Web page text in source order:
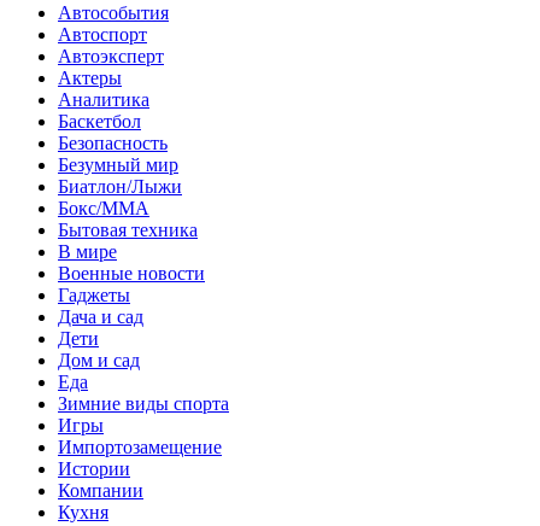
Автособытия
Автоспорт
Автоэксперт
Актеры
Аналитика
Баскетбол
Безопасность
Безумный мир
Биатлон/Лыжи
Бокс/MMA
Бытовая техника
В мире
Военные новости
Гаджеты
Дача и сад
Дети
Дом и сад
Еда
Зимние виды спорта
Игры
Импортозамещение
Истории
Компании
Кухня